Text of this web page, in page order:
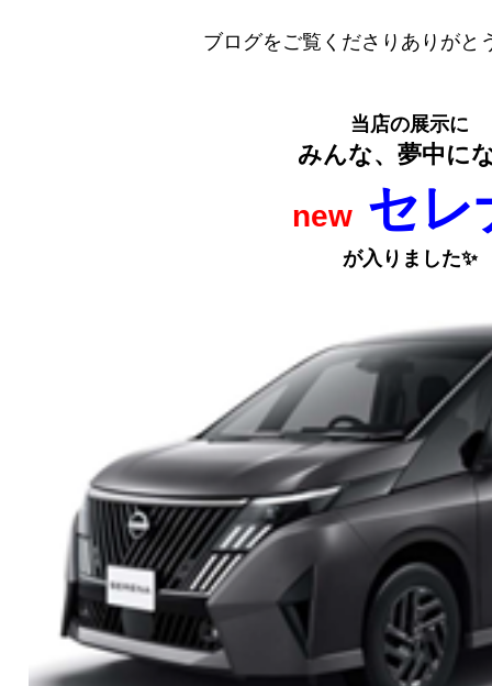
ブログをご覧くださりありがと
当店の展示に
みんな、夢中に
new セレ
が入りました✨